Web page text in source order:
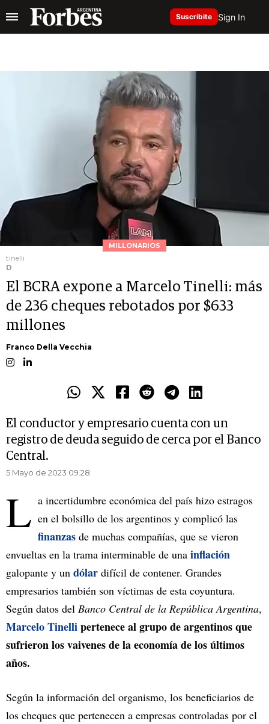
Suscribite Sign In
MILLONARIOS
tinelli
D
El BCRA expone a Marcelo Tinelli: más
de 236 cheques rebotados por $633
millones
Franco Della Vecchia
El conductor y empresario cuenta con un
registro de deuda seguido de cerca por el Banco
Central.
5 Mayo de 2023 09.28
L a incertidumbre económica del país hizo estragos
en el bolsillo de los argentinos y complicó las
finanzas de muchas compañías, que se vieron
envueltas en la trama interminable de una inflación
galopante y un dólar difícil de contener. Grandes
empresarios también son víctimas de esta coyuntura.
Según datos del Banco Central de la República Argentina,
Marcelo Tinellipertenece al grupo de argentinos que
sufrieron los vaivenes de la economía de los últimos
años.
Según la información del organismo, los beneficiarios de
los cheques que pertenecen a empresas controladas por el